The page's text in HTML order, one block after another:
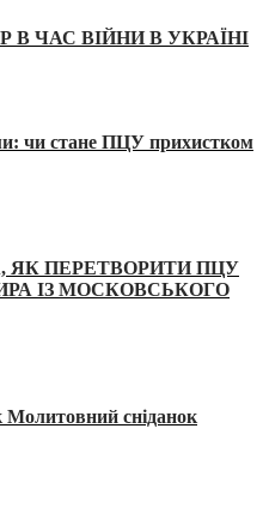
ЧАС ВІЙНИ В УКРАЇНІ
чи стане ПЦУ прихистком
ЯК ПЕРЕТВОРИТИ ПЦУ
ІЗ МОСКОВСЬКОГО
Молитовний сніданок